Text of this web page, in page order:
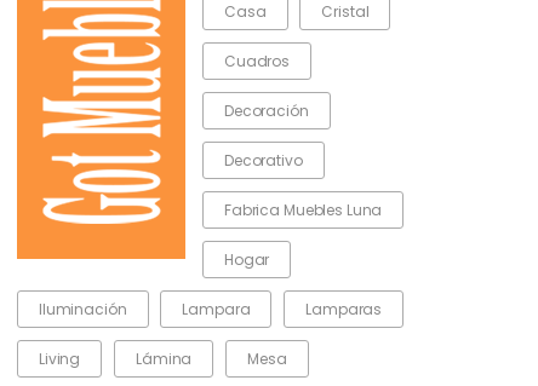
Casa Cristal
Cuadros
Decoración
Decorativo
Fabrica Muebles Luna
Hogar
Iluminación Lampara Lamparas
Living Lámina Mesa